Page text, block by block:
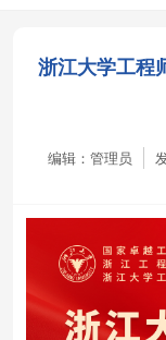
浙江大学工程
编辑：管理员